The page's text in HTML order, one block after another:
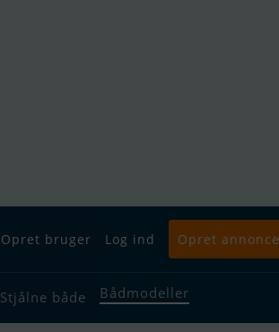
Opret bruger Log ind Opret annonce
Stjålne både Bådmodeller